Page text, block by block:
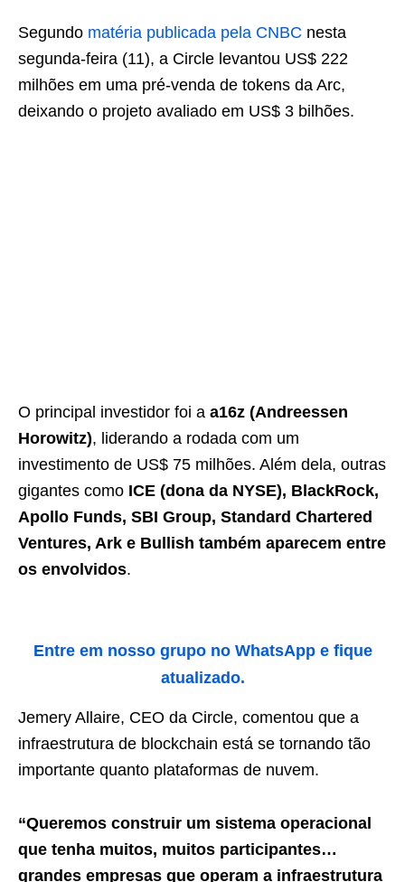
Segundo matéria publicada pela CNBC nesta
segunda-feira (11), a Circle levantou US$ 222
milhões em uma pré-venda de tokens da Arc,
deixando o projeto avaliado em US$ 3 bilhões.
O principal investidor foi a a16z (Andreessen
Horowitz), liderando a rodada com um
investimento de US$ 75 milhões. Além dela, outras
gigantes como ICE (dona da NYSE), BlackRock,
Apollo Funds, SBI Group, Standard Chartered
Ventures, Ark e Bullish também aparecem entre
os envolvidos.
Entre em nosso grupo no WhatsApp e fique
atualizado.
Jemery Allaire, CEO da Circle, comentou que a
infraestrutura de blockchain está se tornando tão
importante quanto plataformas de nuvem.
“Queremos construir um sistema operacional
que tenha muitos, muitos participantes…
grandes empresas que operam a infraestrutura